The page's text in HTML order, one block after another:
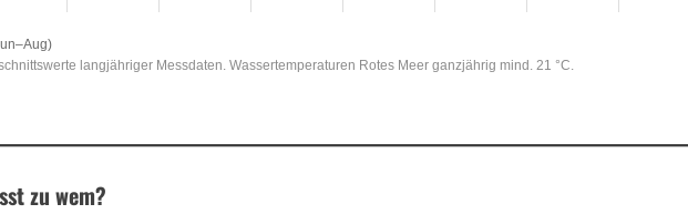
langjähriger Messdaten. Wassertemperaturen Rotes Meer ganzjährig mind. 21 °C.
zu wem?